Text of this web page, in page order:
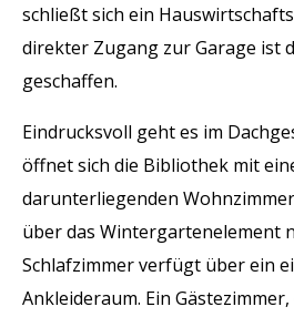
schließt sich ein
direkter Zugang zur Garage ist
geschaffen.
Eindrucksvoll geht es im
öffnet sich die Bibliothek mit
darunterliegenden
über das Wintergartenelement
Schlafzimmer verfügt über ein
Ankleideraum. Ein